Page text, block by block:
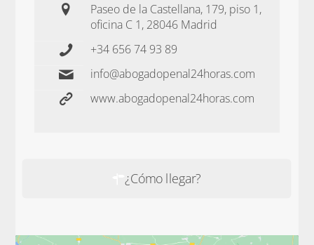
Paseo de la Castellana, 179, piso 1,
oficina C 1, 28046 Madrid
+34 656 74 93 89
info@abogadopenal24horas.com
www.abogadopenal24horas.com
¿Cómo llegar?